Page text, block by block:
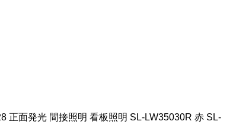
正面発光 間接照明 看板照明 SL-LW35030R 赤 SL-